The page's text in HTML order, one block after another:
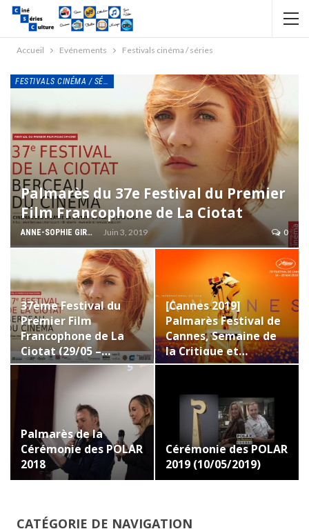
Accueil Evénements Festivals cinéma / séries
FESTIVALS CINÉMA / SÉRIES
Palmarès du 37e Festival du Premier
Film Francophone de La Ciotat
ANNE-SOPHIE GIRAUD Juin 3, 2019 0
37ème Festival du
Premier Film
Francophone de La
Ciotat (29/05 –…
[Cannes 2019]
Palmarès Festival de
Cannes, Semaine de
la Critique et…
Palmarès de la
Cérémonie des POLAR
2018
Cérémonie des POLAR
2019 (10/05/2019)
CATÉGORIE DE NAVIGATION